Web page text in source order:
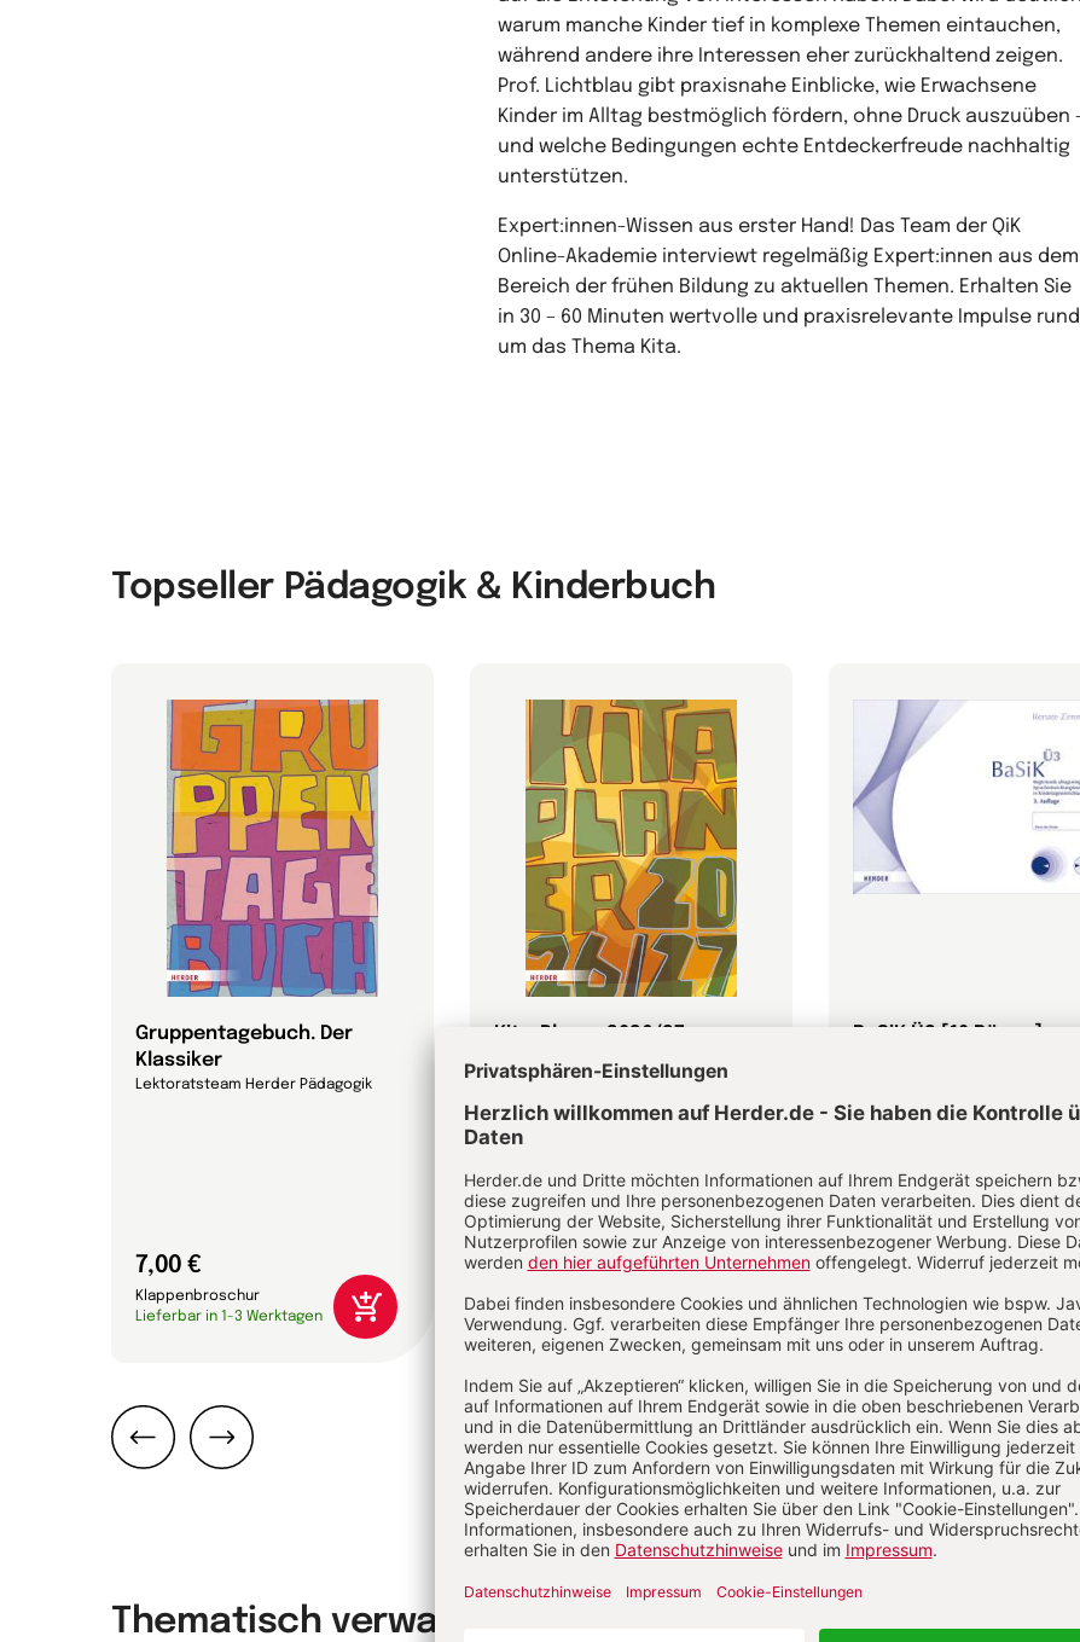
warum manche Kinder tief in komplexe Themen eintauchen,
während andere ihre Interessen eher zurückhaltend zeigen.
Prof. Lichtblau gibt praxisnahe Einblicke, wie Erwachsene
Kinder im Alltag bestmöglich fördern, ohne Druck auszuüben
und welche Bedingungen echte Entdeckerfreude nachhaltig
unterstützen.
Expert:innen-Wissen aus erster Hand! Das Team der QiK
Online-Akademie interviewt regelmäßig Expert:innen aus dem
Bereich der frühen Bildung zu aktuellen Themen. Erhalten Sie
in 30 – 60 Minuten wertvolle und praxisrelevante Impulse rund
um das Thema Kita.
Topseller Pädagogik & Kinderbuch
Gruppentagebuch. Der
Klassiker
Lektoratsteam Herder Pädagogik
7,00 €
Klappenbroschur
Lieferbar in 1-3 Werktagen
Kita-Planer 2026/27
15,00 €
Gebundene Ausgabe
Lieferbar in 1-3 Werktagen
BaSiK Ü3 [10 Bögen]
10,00 €
Broschur
Lieferbar in 1-3 Werktagen
Thematisch verwandt